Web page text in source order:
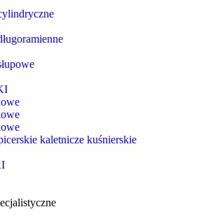
kaletnicze kuśnierskie